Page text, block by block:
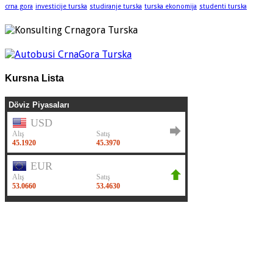
crna gora investicije turska studiranje turska turska ekonomija studenti turska
Kursna Lista